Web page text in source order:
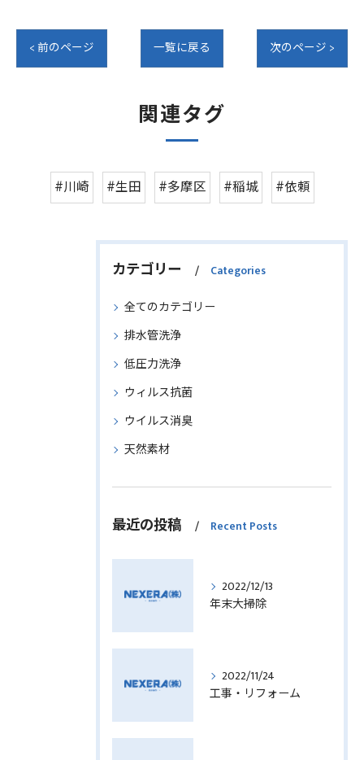
< 前のページ 一覧に戻る 次のページ >
関連タグ
#川崎 #生田 #多摩区 #稲城 #依頼
カテゴリー Categories
全てのカテゴリー
排水管洗浄
低圧力洗浄
ウィルス抗菌
ウイルス消臭
天然素材
最近の投稿 Recent Posts
2022/12/13
年末大掃除
2022/11/24
工事・リフォーム